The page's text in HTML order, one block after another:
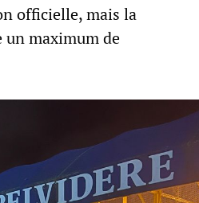
officielle, mais la
maximum de